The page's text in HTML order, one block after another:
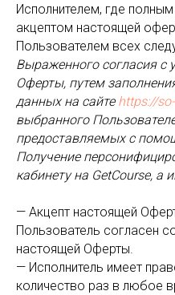
Исполнителем, где
акцептом настоящей
Пользователем всех
Выраженного согласия с
Оферты, путем
данных на сайте https://
выбранного
предоставляемых с
Получение
кабинету на GetCourse, а
— Акцепт настоящей
Пользователь согласен
настоящей Оферты.
— Исполнитель имеет
количество раз в любое